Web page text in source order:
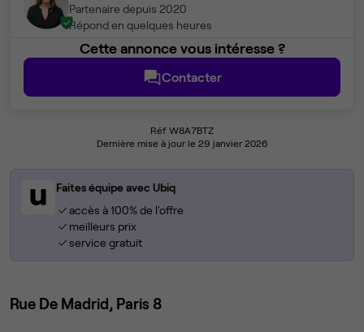
Partenaire depuis 2020
Répond en quelques heures
Cette annonce vous intéresse ?
Contacter
Réf W8A7BTZ
Dernière mise à jour le 29 janvier 2026
Faites équipe avec Ubiq
accès à 100% de l'offre
meilleurs prix
service gratuit
Rue De Madrid, Paris 8